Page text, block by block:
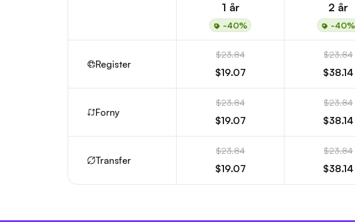
1 år
-40%
2 år
-40%
Register
$23.84
$19.07
$23.84
$38.14
Forny
$23.84
$19.07
$23.84
$38.14
Transfer
$23.84
$19.07
$23.84
$38.14